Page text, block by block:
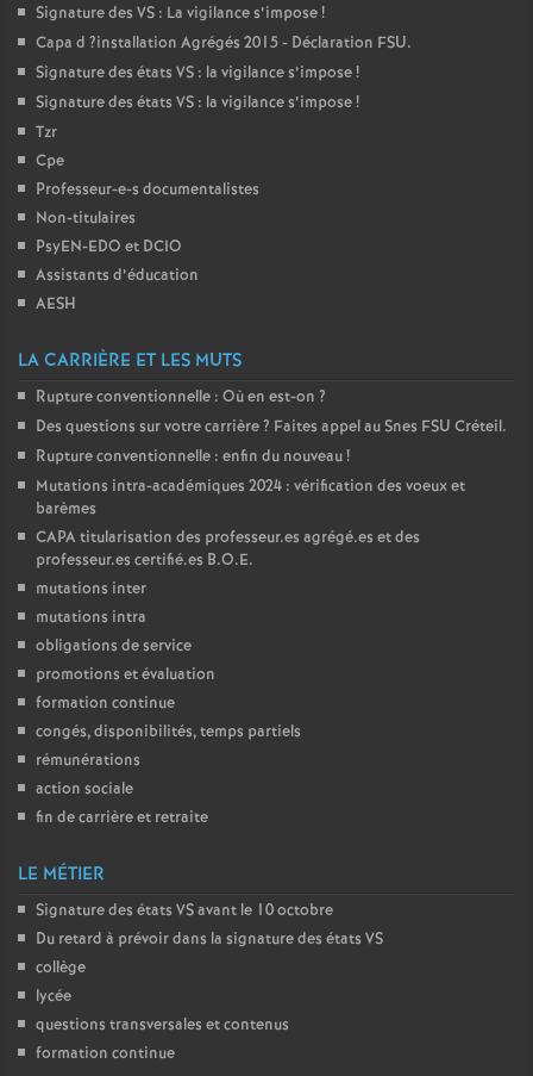
Signature des VS : La vigilance s’impose!
Capa d ?installation Agrégés 2015 - Déclaration FSU.
Signature des états VS : la vigilance s’impose!
Signature des états VS : la vigilance s’impose!
Tzr
Cpe
Professeur-e-s documentalistes
Non-titulaires
PsyEN-EDO et DCIO
Assistants d’éducation
AESH
LA CARRIÈRE ET LES MUTS
Rupture conventionnelle : Où en est-on ?
Des questions sur votre carrière? Faites appel au Snes FSU Créteil.
Rupture conventionnelle : enfin du nouveau!
Mutations intra-académiques 2024 : vérification des voeux et
barèmes
CAPAtitularisation des professeur.es agrégé.es et des
professeur.es certifié.es B.O.E.
mutations inter
mutations intra
obligations de service
promotions et évaluation
formation continue
congés, disponibilités, temps partiels
rémunérations
action sociale
fin de carrière et retraite
LE MÉTIER
Signature des états VSavant le 10 octobre
Du retard à prévoir dans la signature des états VS
collège
lycée
questions transversales et contenus
formation continue